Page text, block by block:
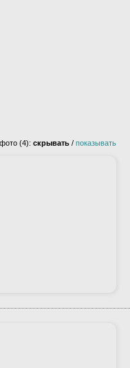
(4): скрывать / показывать